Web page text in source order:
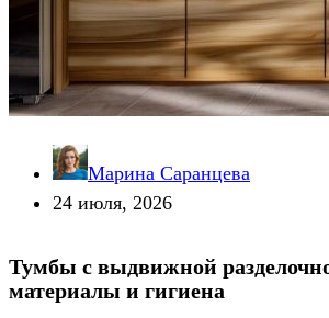
Марина Саранцева
24 июля, 2026
Тумбы с выдвижной
материалы и гигиена